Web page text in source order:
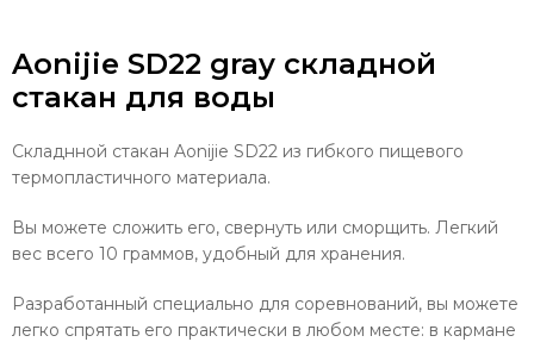
Aonijie SD22 gray складной
стакан для воды
Складнной стакан Aonijie SD22 из гибкого пищевого
термопластичного материала.
Вы можете сложить его, свернуть или сморщить. Легкий
вес всего 10 граммов, удобный для хранения.
Разработанный специально для соревнований, вы можете
легко спрятать его практически в любом месте: в кармане